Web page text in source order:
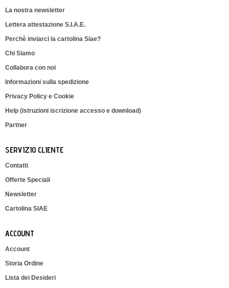
La nostra newsletter
Lettera attestazione S.I.A.E.
Perchè inviarci la cartolina Siae?
Chi Siamo
Collabora con noi
Informazioni sulla spedizione
Privacy Policy e Cookie
Help (istruzioni iscrizione accesso e download)
Partner
SERVIZIO CLIENTE
Contatti
Offerte Speciali
Newsletter
Cartolina SIAE
ACCOUNT
Account
Storia Ordine
Lista dei Desideri